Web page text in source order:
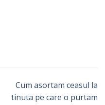
Cum asortam ceasul la
tinuta pe care o purtam